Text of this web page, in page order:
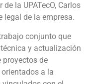
la UPATecO, Carlos
legal de la empresa.
conjunto que
y actualización
proyectos de
a la